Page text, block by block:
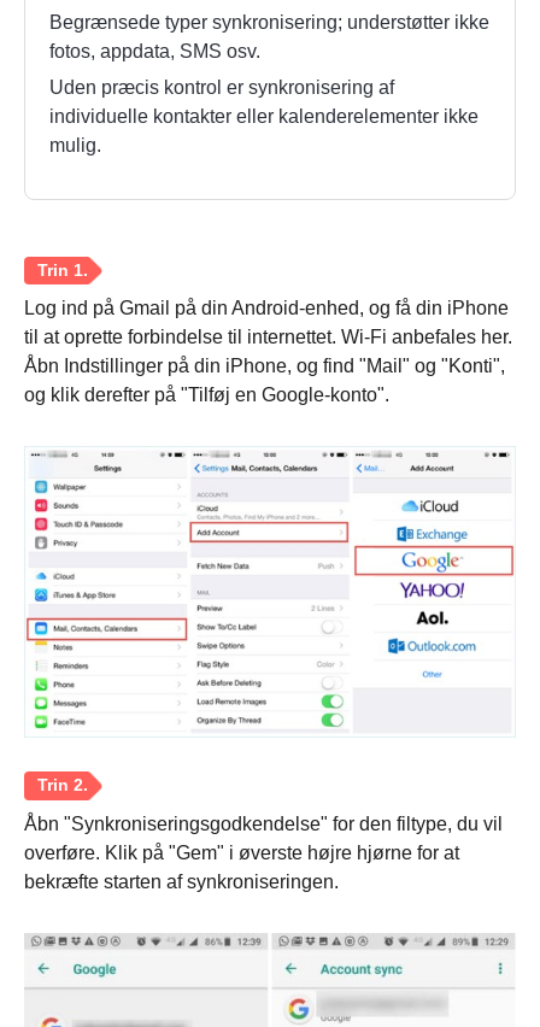
Begrænsede typer synkronisering; understøtter ikke
fotos, appdata, SMS osv.
Uden præcis kontrol er synkronisering af
individuelle kontakter eller kalenderelementer ikke
mulig.
Log ind på Gmail på din Android-enhed, og få din iPhone
til at oprette forbindelse til internettet. Wi-Fi anbefales her.
Åbn Indstillinger på din iPhone, og find "Mail" og "Konti",
og klik derefter på "Tilføj en Google-konto".
Åbn "Synkroniseringsgodkendelse" for den filtype, du vil
overføre. Klik på "Gem" i øverste højre hjørne for at
bekræfte starten af synkroniseringen.